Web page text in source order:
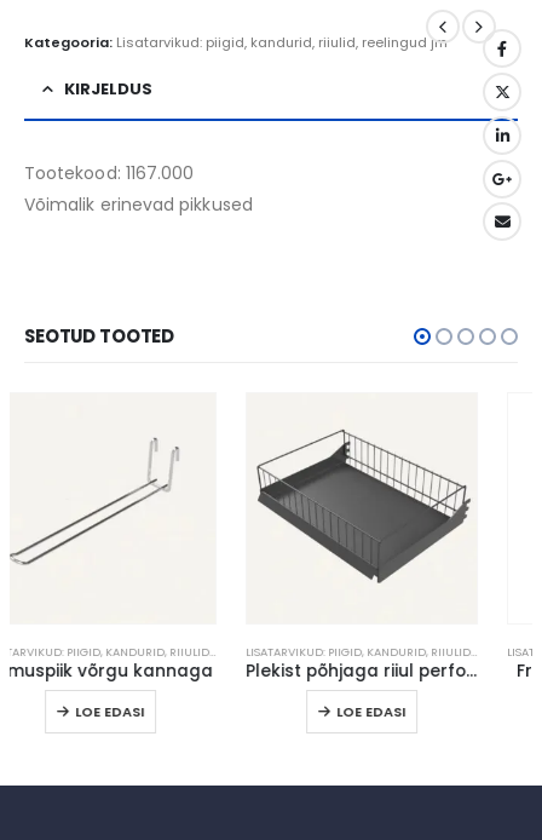
Kategooria: Lisatarvikud: piigid, kandurid, riiulid, reelingud jm
KIRJELDUS
Tootekood: 1167.000
Võimalik erinevad pikkused
SEOTUD TOOTED
LISATARVIKUD: PIIGID, KANDURID, RIIULID, REELINGUD JM
Plekist põhjaga riiul perfopostidele 2
LOE EDASI
LISATARVIKUD: PIIGID, KANDURID, RIIULID, REELINGUD JM
Frisbi hoidik pilupaneelile
LOE EDASI